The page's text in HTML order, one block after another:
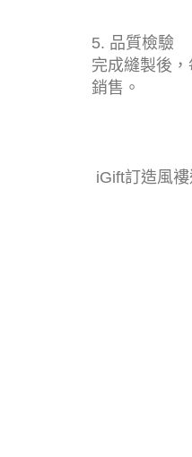
5. 品質檢驗
完成縫製後
銷售。
iGift訂造風